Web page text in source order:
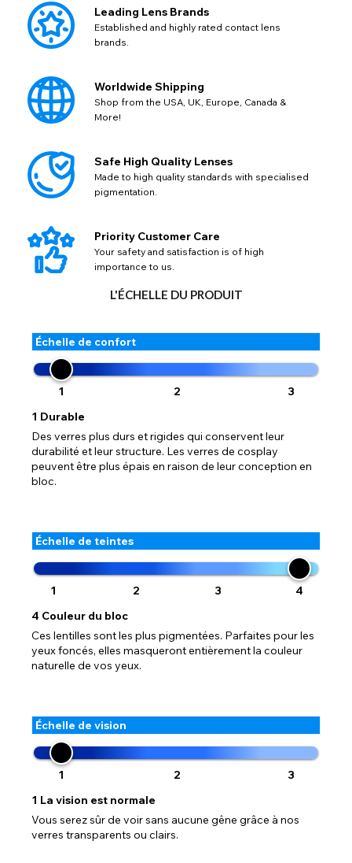
Leading Lens Brands
Established and highly rated contact lens
brands.
Worldwide Shipping
Shop from the USA, UK, Europe, Canada &
More!
Safe High Quality Lenses
Made to high quality standards with specialised
pigmentation.
Priority Customer Care
Your safety and satisfaction is of high
importance to us.
L'ÉCHELLE DU PRODUIT
Échelle de confort
1 2
3
1 Durable
Des verres plus durs et rigides qui conservent leur
durabilité et leur structure. Les verres de cosplay
peuvent être plus épais en raison de leur conception en
bloc.
Échelle de teintes
1 2 3
4
4 Couleur du bloc
Ces lentilles sont les plus pigmentées. Parfaites pour les
yeux foncés, elles masqueront entièrement la couleur
naturelle de vos yeux.
Échelle de vision
1 2
3
1 La vision est normale
Vous serez sûr de voir sans aucune gêne grâce à nos
verres transparents ou clairs.
CHANGER DE LIEU
Changez votre emplacement de navigation par défaut sur
EUR - euro
CAD - dollar canadien
Retourner
Retourner
AIDE ET INFORMATIONS PAYPAL
peuvent pas être livrées dans ce pays », veuillez mettre à
jour votre adresse en complétant tous les champs
disponibles. Les anciennes adresses enregistrées sur
PayPal peuvent ne pas contenir d'informations
erreur. La mise à jour de votre adresse vous permettra de
poursuivre votre acha